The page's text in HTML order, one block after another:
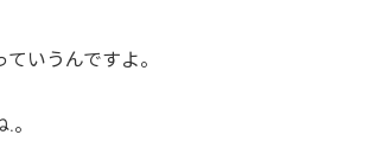
いうんですよ。
。